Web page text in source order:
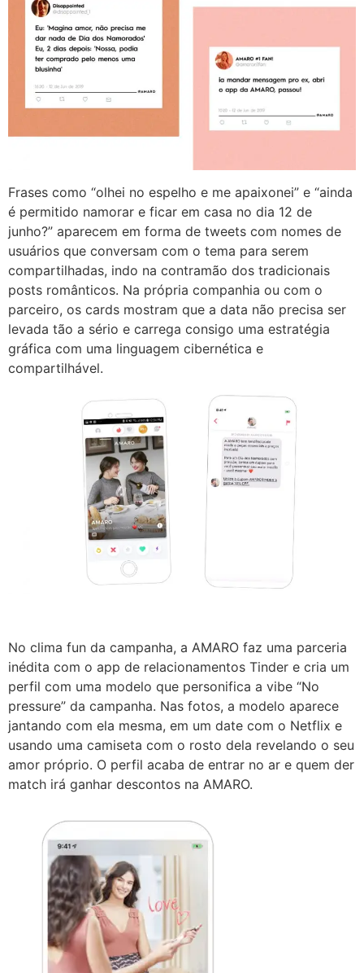
Frases como “olhei no espelho e me apaixonei” e “ainda
é permitido namorar e ficar em casa no dia 12 de
junho?” aparecem em forma de tweets com nomes de
usuários que conversam com o tema para serem
compartilhadas, indo na contramão dos tradicionais
posts românticos. Na própria companhia ou com o
parceiro, os cards mostram que a data não precisa ser
levada tão a sério e carrega consigo uma estratégia
gráfica com uma linguagem cibernética e
compartilhável.
No clima fun da campanha, a AMARO faz uma parceria
inédita com o app de relacionamentos Tinder e cria um
perfil com uma modelo que personifica a vibe “No
pressure” da campanha. Nas fotos, a modelo aparece
jantando com ela mesma, em um date com o Netflix e
usando uma camiseta com o rosto dela revelando o seu
amor próprio. O perfil acaba de entrar no ar e quem der
match irá ganhar descontos na AMARO.